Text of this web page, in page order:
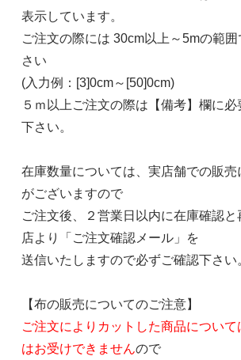
表示しています。
ご注文の際には 30cm以上～5mの範
さい
(入力例：[3]0cm～[50]0cm)
５ｍ以上ご注文の際は【備考】欄に必
下さい。
在庫数量については、実店舗での販売
がございますので
ご注文後、２営業日以内に在庫確認と
店より「ご注文確認メール」を
送信いたしますので必ずご確認下さい
【布の販売についてのご注意】
ご注文によりカットした商品につい
はお受けできませんので